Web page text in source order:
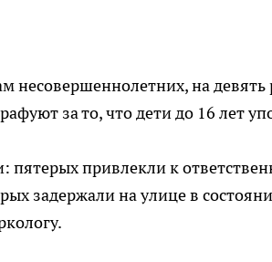
несовершеннолетних, на девять
за то, что дети до 16 лет
привлекли к
задержали на улице в